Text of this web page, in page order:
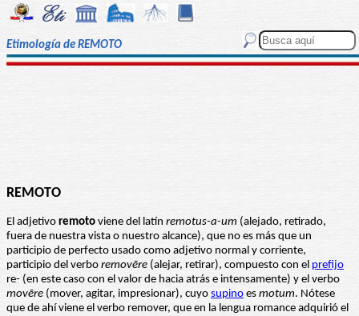
Etimología de REMOTO
REMOTO
El adjetivo remoto viene del latín remotus-a-um (alejado, retirado,
fuera de nuestra vista o nuestro alcance), que no es más que un
participio de perfecto usado como adjetivo normal y corriente,
participio del verbo removēre (alejar, retirar), compuesto con el prefijo
re- (en este caso con el valor de hacia atrás e intensamente) y el verbo
movēre (mover, agitar, impresionar), cuyo supino es motum. Nótese
que de ahí viene el verbo remover, que en la lengua romance adquirió el